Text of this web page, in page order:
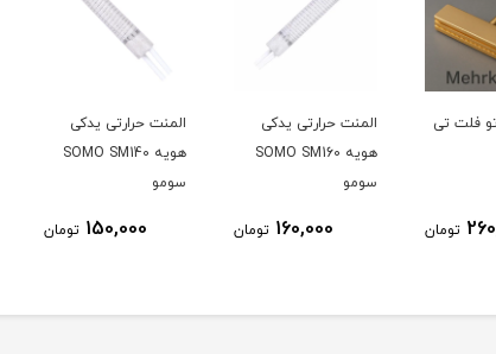
یدکی
تومان
المنت حرارتی یدکی
هویه SOMO SM140
سومو
150,000 تومان
المنت حرارتی سرامیکی
یدکی هویه SOMO
SM119 سومو
165,000 تومان